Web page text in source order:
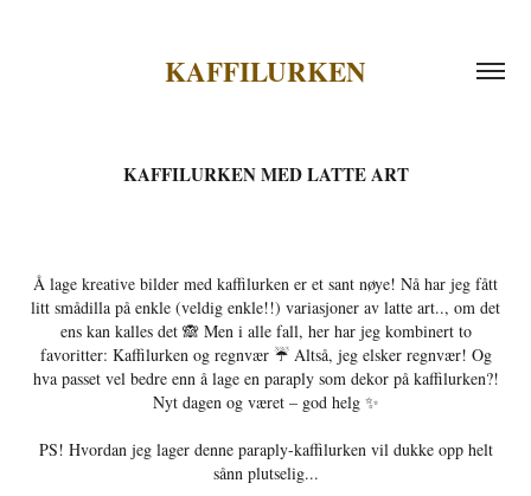
KAFFILURKEN
KAFFILURKEN MED LATTE ART
Å lage kreative bilder med kaffilurken er et sant nøye! Nå har jeg fått
litt smådilla på enkle (veldig enkle!!) variasjoner av latte art.., om det
ens kan kalles det 🙈 Men i alle fall, her har jeg kombinert to
favoritter: Kaffilurken og regnvær ☔️ Altså, jeg elsker regnvær! Og
hva passet vel bedre enn å lage en paraply som dekor på kaffilurken?!
Nyt dagen og været – god helg ✨
PS! Hvordan jeg lager denne paraply-kaffilurken vil dukke opp helt
sånn plutselig...